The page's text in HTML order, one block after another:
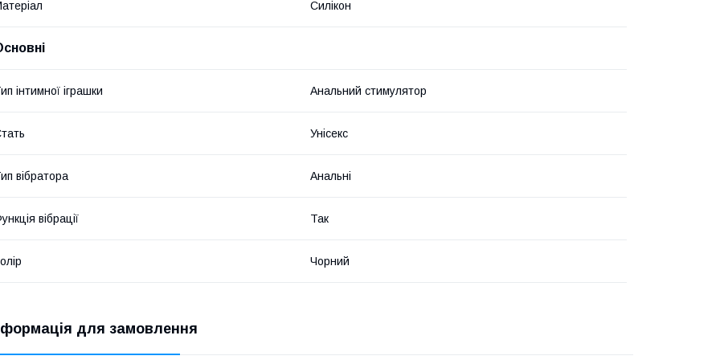
Силікон
інтимної іграшки Анальний стимулятор
Унісекс
вібратора Анальні
вібрації Так
Чорний
для замовлення